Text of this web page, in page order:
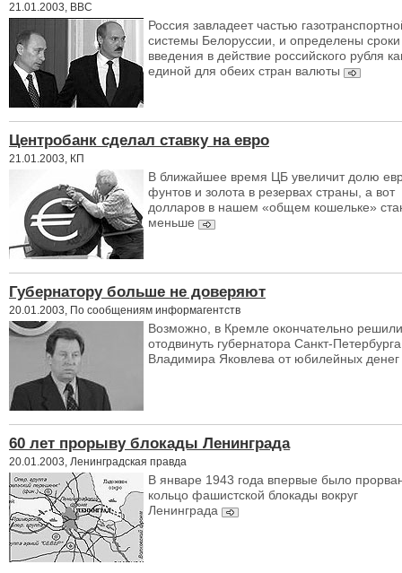
21.01.2003, BBC
Россия завладеет частью
системы Белоруссии, и определены сроки
введения в действие российского рубля
единой для обеих стран валюты
Центробанк сделал ставку на евро
21.01.2003, КП
В ближайшее время ЦБ увеличит долю
фунтов и золота в резервах страны, а вот
долларов в нашем «общем кошельке»
меньше
Губернатору больше не доверяют
20.01.2003, По сообщениям информагентств
Возможно, в Кремле окончательно решили
отодвинуть губернатора Санкт-Петербурга
Владимира Яковлева от юбилейных денег
60 лет прорыву блокады Ленинграда
20.01.2003, Ленинградская правда
В январе 1943 года впервые было
кольцо фашистской блокады вокруг
Ленинграда